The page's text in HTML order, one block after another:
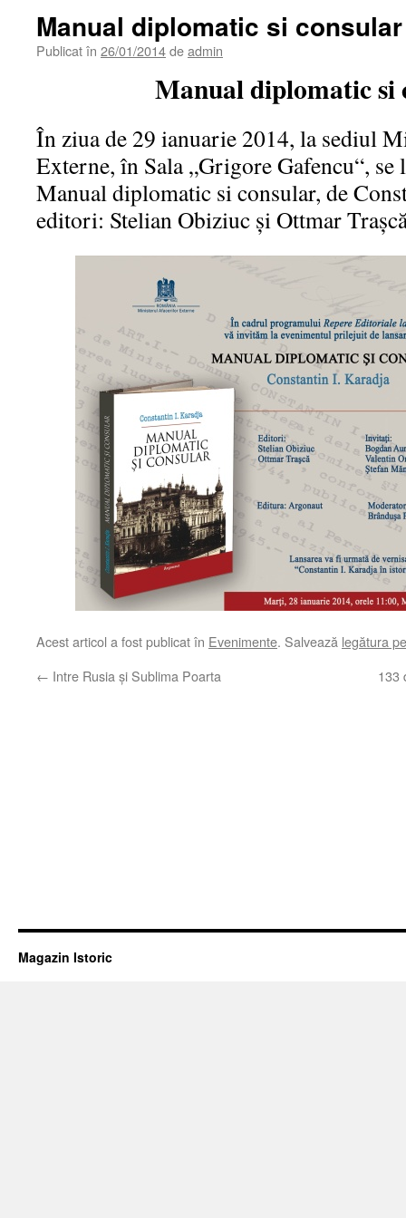
Manual diplomatic si consular
Publicat în 26/01/2014deadmin
Manual diplomatic si
În ziua de 29 ianuarie 2014, la sediul
Externe, în Sala „Grigore Gafencu“, se
Manual diplomatic si consular, de
editori: Stelian Obiziuc şi Ottmar
Acest articol a fost publicat în Evenimente. Salvează legătura
← Intre Rusia și Sublima Poarta 133
Magazin Istoric